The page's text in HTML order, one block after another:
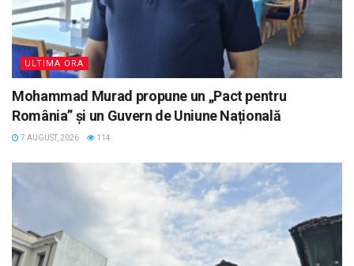
ULTIMA ORA
Mohammad Murad propune un „Pact pentru
România” și un Guvern de Uniune Națională
7 AUGUST, 2026 114